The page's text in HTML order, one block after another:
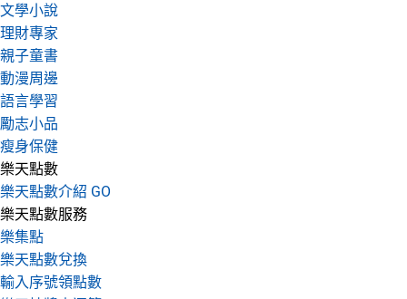
文學小說
理財專家
親子童書
動漫周邊
語言學習
勵志小品
瘦身保健
樂天點數
樂天點數介紹 GO
樂天點數服務
樂集點
樂天點數兌換
輸入序號領點數